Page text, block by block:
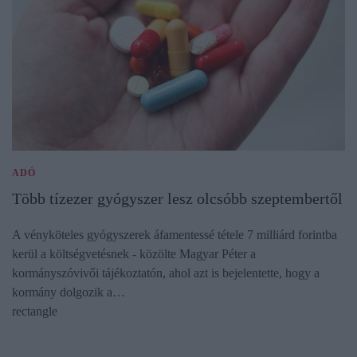
ADÓ
Több tízezer gyógyszer lesz olcsóbb szeptembertől
A vényköteles gyógyszerek áfamentessé tétele 7 milliárd forintba
kerül a költségvetésnek - közölte Magyar Péter a
kormányszóvivői tájékoztatón, ahol azt is bejelentette, hogy a
kormány dolgozik a…
rectangle